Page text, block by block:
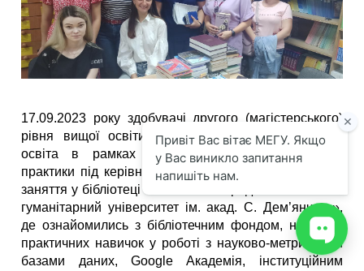
17.09.2023 року здобувачі другого (магістерського)
рівня вищої освіти спеціальності 012 Дошкільна
освіта в рамках проходження переддипломної
практики під керівництвом Лілії Мельничук провели
заняття у бібліотеці ПВНЗ «Міжнародний економіко-
гуманітарний університет ім. акад. С. Дем’янчука»,
де ознайомились з бібліотечним фондом, набувши
практичних навичок у роботі з науково-метричними
базами даних, Google Академія, інституційним